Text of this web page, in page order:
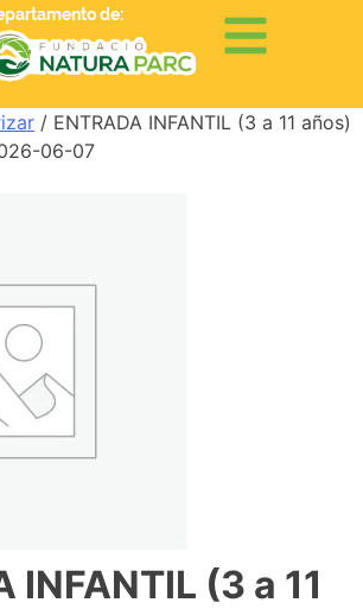
de:
/ ENTRADA INFANTIL (3 a 11 años)
06-07
INFANTIL (3 a 11